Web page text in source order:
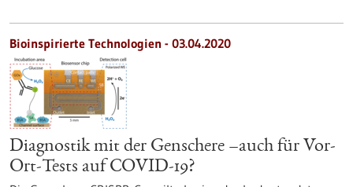
Bioinspirierte Technologien - 03.04.2020
Diagnostik mit der Genschere –auch für Vor-
Ort-Tests auf COVID-19?